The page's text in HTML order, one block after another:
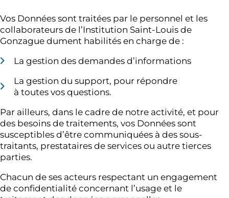
Vos Données sont traitées par le personnel et les
collaborateurs de l’Institution Saint-Louis de
Gonzague dument habilités en charge de :
La gestion des demandes d’informations
La gestion du support, pour répondre
à toutes vos questions.
Par ailleurs, dans le cadre de notre activité, et pour
des besoins de traitements, vos Données sont
susceptibles d’être communiquées à des sous-
traitants, prestataires de services ou autre tierces
parties.
Chacun de ses acteurs respectant un engagement
de confidentialité concernant l’usage et le